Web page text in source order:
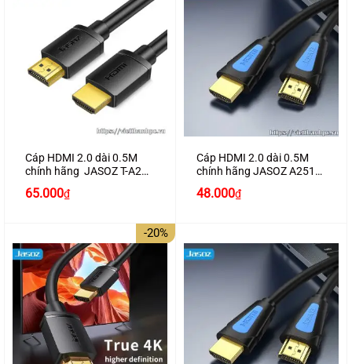
Cáp HDMI 2.0 dài 0.5M
chính hãng JASOZ T-A278
65.000₫
Cáp HDMI 2.0 dài 0.5M
chính hãng JASOZ A251
48.000₫
-20%